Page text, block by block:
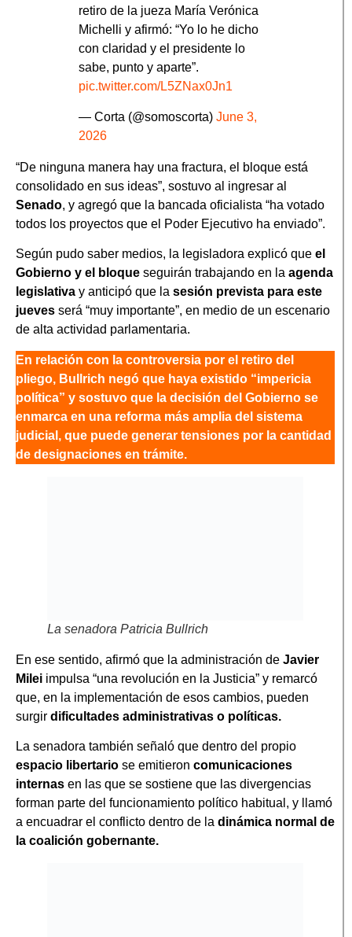
retiro de la jueza María Verónica
Michelli y afirmó: “Yo lo he dicho
con claridad y el presidente lo
sabe, punto y aparte”.
pic.twitter.com/L5ZNax0Jn1
— Corta (@somoscorta) June 3,
2026
“De ninguna manera hay una fractura, el bloque está
consolidado en sus ideas”, sostuvo al ingresar al
Senado, y agregó que la bancada oficialista “ha votado
todos los proyectos que el Poder Ejecutivo ha enviado”.
Según pudo saber medios, la legisladora explicó que el
Gobierno y el bloque seguirán trabajando en la agenda
legislativa y anticipó que la sesión prevista para este
jueves será “muy importante”, en medio de un escenario
de alta actividad parlamentaria.
En relación con la controversia por el retiro del
pliego, Bullrich negó que haya existido “impericia
política” y sostuvo que la decisión del Gobierno se
enmarca en una reforma más amplia del sistema
judicial, que puede generar tensiones por la cantidad
de designaciones en trámite.
La senadora Patricia Bullrich
En ese sentido, afirmó que la administración de Javier
Milei impulsa “una revolución en la Justicia” y remarcó
que, en la implementación de esos cambios, pueden
surgir dificultades administrativas o políticas.
La senadora también señaló que dentro del propio
espacio libertario se emitieron comunicaciones
internas en las que se sostiene que las divergencias
forman parte del funcionamiento político habitual, y llamó
a encuadrar el conflicto dentro de la dinámica normal de
la coalición gobernante.